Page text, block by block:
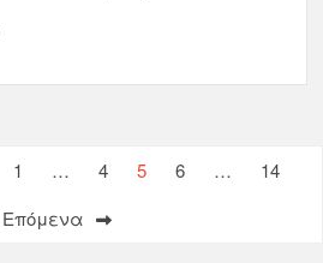
1 … 4 5 6 …
14
Επόμενα